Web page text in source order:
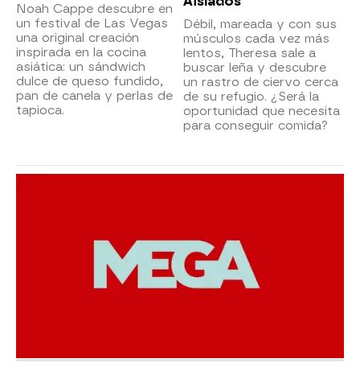
Noah Cappe descubre en
un festival de Las Vegas
una original creación
inspirada en la cocina
asiática: un sándwich
dulce de queso fundido,
pan de canela y perlas de
tapioca.
Débil, mareada y con sus
músculos cada vez más
lentos, Theresa sale a
buscar leña y descubre
un rastro de ciervo cerca
de su refugio. ¿Será la
oportunidad que necesita
para conseguir comida?